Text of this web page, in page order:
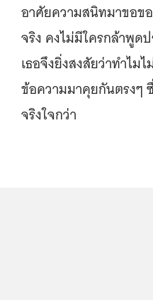
อาศัยความสนิทมาขอข
จริง คงไม่มีใครกล้าพูด
เธอจึงยิ่งสงสัยว่าทำไม
ข้อความมาคุยกันตรงๆ
จริงใจกว่า